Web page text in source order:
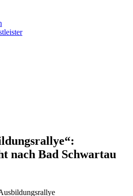
nach Bad Schwartau